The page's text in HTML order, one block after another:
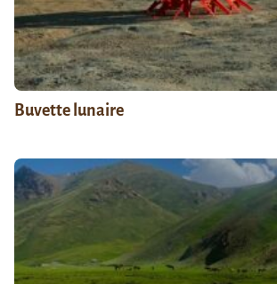
Buvette lunaire